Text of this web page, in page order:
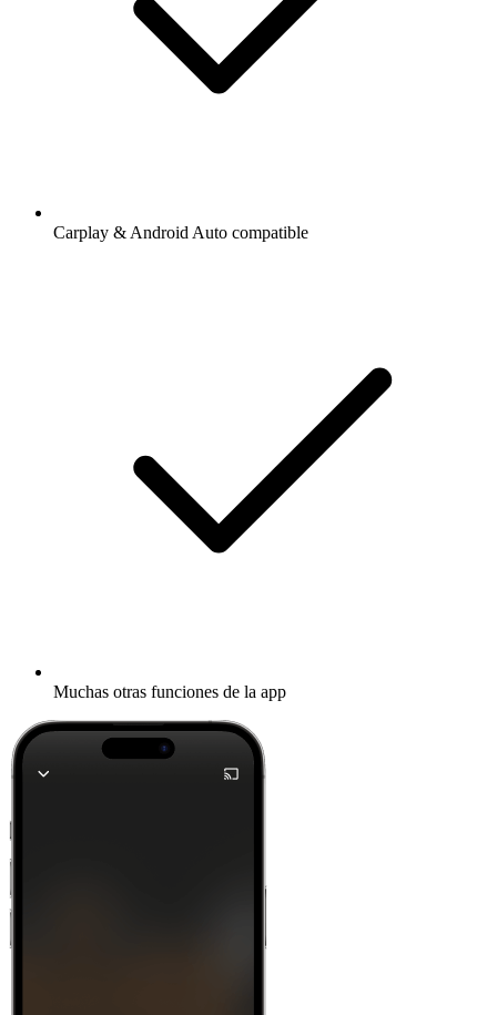
Carplay & Android Auto compatible
Muchas otras funciones de la app